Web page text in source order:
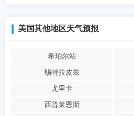
美国其他地区天气预报
希珀尔站
锡特拉皮兹
尤里卡
西普莱恩斯